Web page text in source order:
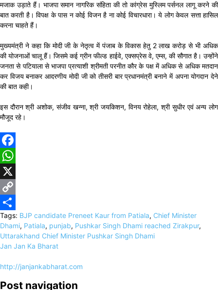
मजाक उड़ाते हैं। भाजपा समान नागरिक संहिता की तो कांग्रेस मुस्लिम पर्सनल लागू करने की
बात करती है। विपक्ष के पास न कोई विजन है ना कोई विचारधारा। ये लोग केवल सत्ता हासिल
करना चाहते हैं।
मुख्यमंत्री ने कहा कि मोदी जी के नेतृत्व में पंजाब के विकास हेतु 2 लाख करोड़ से भी अधिक
की योजनाओं चालू हैं। जिसमे कई ग्रीन फील्ड हाईवे, एक्सप्रेस वे, एम्स, की सौगात है। उन्होंने
जनता से पटियाला से भाजपा प्रत्याशी श्रीमती परनीत कौर के पक्ष में अधिक से अधिक मतदान
कर विजय बनाकर आदरणीय मोदी जी को तीसरी बार प्रधानमंत्री बनाने में अपना योगदान देने
की बात कही।
इस दौरान श्री अशोक, संजीव खन्ना, श्री जयकिशन, विनय रोहेला, श्री सुधीर एवं अन्य लोग
मौजूद रहे।
Facebook
WhatsApp
X
Copy
Link
Share
Tags: BJP candidate Preneet Kaur from Patiala, Chief Minister
Dhami, Patiala, punjab, Pushkar Singh Dhami reached Zirakpur,
Uttarakhand Chief Minister Pushkar Singh Dhami
Jan Jan Ka Bharat
http://janjankabharat.com
Post navigation